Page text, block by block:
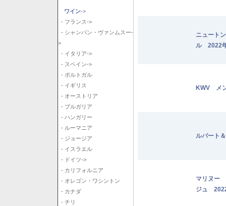
ワイン->
- フランス->
- シャンパン・ヴァンムスー-
>
- イタリア->
- スペイン->
- ポルトガル
- イギリス
- オーストリア
- ブルガリア
- ハンガリー
- ルーマニア
- ジョージア
- イスラエル
- ドイツ->
- カリフォルニア
- オレゴン・ワシントン
- カナダ
- チリ
ニュート
ル 2022
KWV メ
ルバート
マリヌー
ジュ